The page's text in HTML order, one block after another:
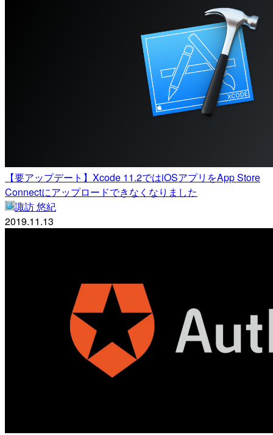
【要アップデート】Xcode 11.2ではiOSアプリをApp Store
Connectにアップロードできなくなりました
諏訪 悠紀
2019.11.13